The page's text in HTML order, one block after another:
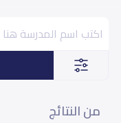
من النتائج